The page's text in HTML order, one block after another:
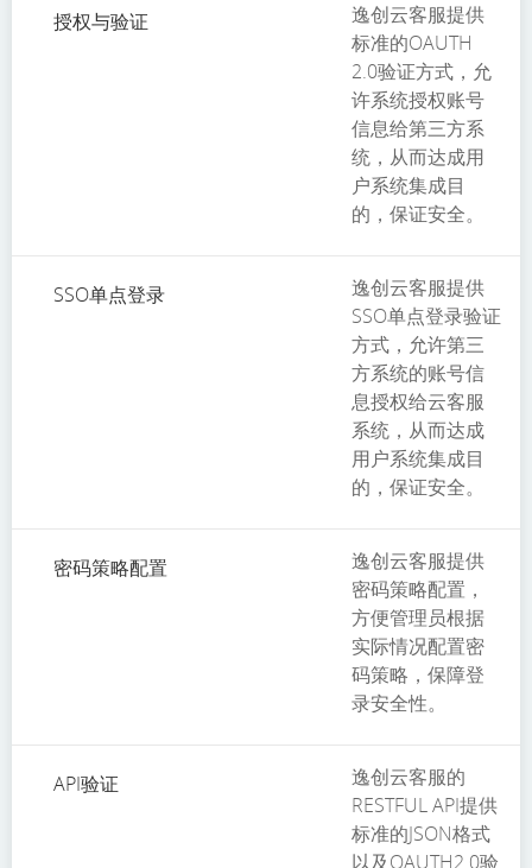
授权与验证
逸创云客服提供
标准的OAUTH
2.0验证方式，允
许系统授权账号
信息给第三方系
统，从而达成用
户系统集成目
的，保证安全。
SSO单点登录
逸创云客服提供
SSO单点登录验证
方式，允许第三
方系统的账号信
息授权给云客服
系统，从而达成
用户系统集成目
的，保证安全。
密码策略配置
逸创云客服提供
密码策略配置，
方便管理员根据
实际情况配置密
码策略，保障登
录安全性。
API验证
逸创云客服的
RESTFUL API提供
标准的JSON格式
以及OAUTH2.0验